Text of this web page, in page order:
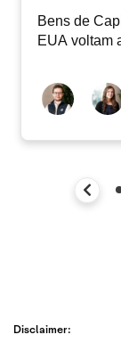
Bens de
EUA voltam
Disclaimer: